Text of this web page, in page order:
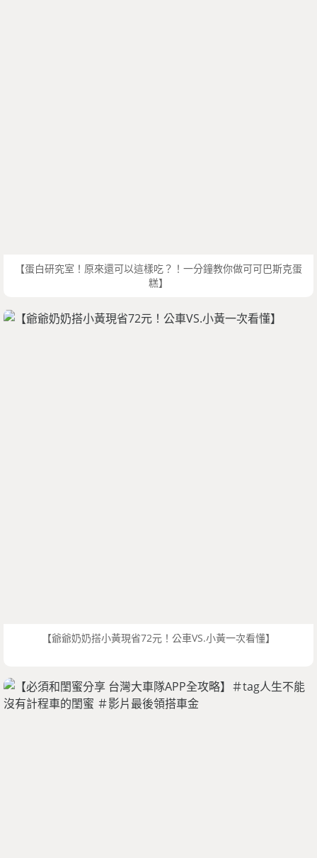
【蛋白研究室！原來還可以這樣吃？！一分鐘教你做可可巴斯克蛋
糕】
【爺爺奶奶搭小黃現省72元！公車VS.小黃一次看懂】